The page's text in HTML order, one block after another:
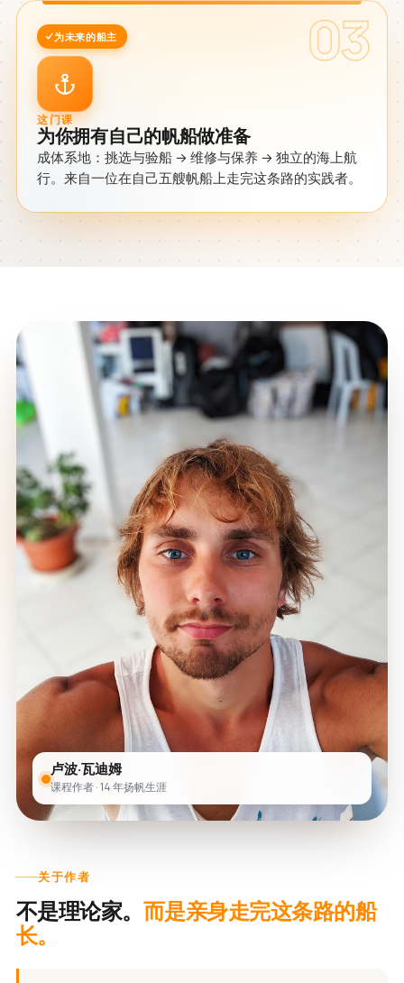
03
为未来的船主
这门课
为你拥有自己的帆船做准备
成体系地：挑选与验船 → 维修与保养 → 独立的海上航
行。来自一位在自己五艘帆船上走完这条路的实践者。
卢波·瓦迪姆
课程作者 · 14 年扬帆生涯
关于作者
不是理论家。 而是亲身走完这条路的船
长。